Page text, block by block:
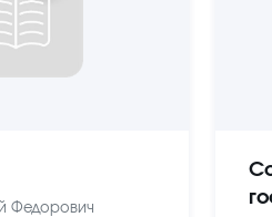
Федорович